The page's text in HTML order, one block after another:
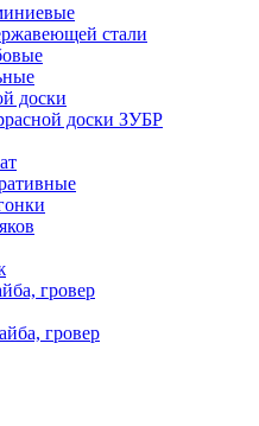
стали
доски
доски ЗУБР
гровер
гровер